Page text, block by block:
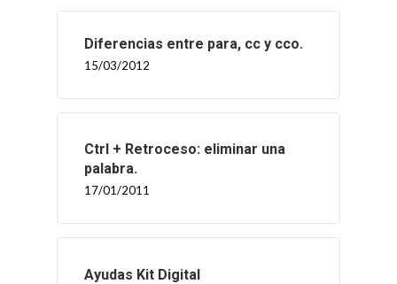
Diferencias entre para, cc y cco.
15/03/2012
Ctrl + Retroceso: eliminar una
palabra.
17/01/2011
Ayudas Kit Digital